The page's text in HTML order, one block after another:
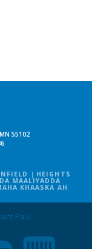
55102
HEIGHTS
MAALIYADDA
KHAASKA AH
Paul